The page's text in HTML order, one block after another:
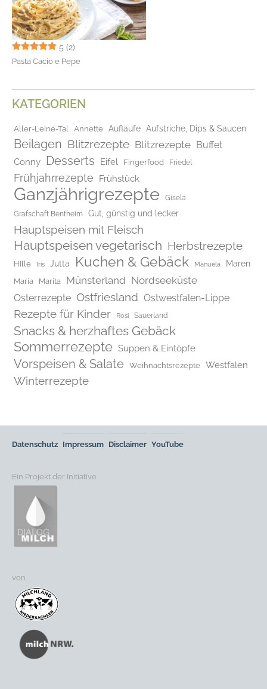
5 (2)
Pasta Cacio e Pepe
KATEGORIEN
Aller-Leine-Tal Annette Aufläufe Aufstriche, Dips & Saucen
Beilagen Blitzrezepte Blitzrezepte Buffet
Conny Desserts Eifel Fingerfood Friedel
Frühjahrrezepte Frühstück
Ganzjährigrezepte
Gisela
Grafschaft Bentheim
Gut, günstig und lecker
Hauptspeisen mit Fleisch
Hauptspeisen vegetarisch Herbstrezepte
Hille Iris Jutta Kuchen & Gebäck Manuela Maren
Maria Marita Münsterland Nordseeküste
Osterrezepte Ostfriesland Ostwestfalen-Lippe
Rezepte für Kinder Rosi Sauerland
Snacks & herzhaftes Gebäck
Sommerrezepte Suppen & Eintöpfe
Vorspeisen & Salate Weihnachtsrezepte Westfalen
Winterrezepte
Datenschutz Impressum Disclaimer YouTube
Ein Projekt der Initiative
von